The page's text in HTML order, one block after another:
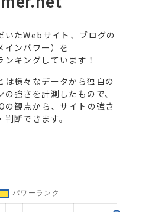
いたWebサイト、ブログの
インパワー）を
キングしています！
は様々なデータから独自の
強さを計測したもので、
の観点から、サイトの強さ
断できます。